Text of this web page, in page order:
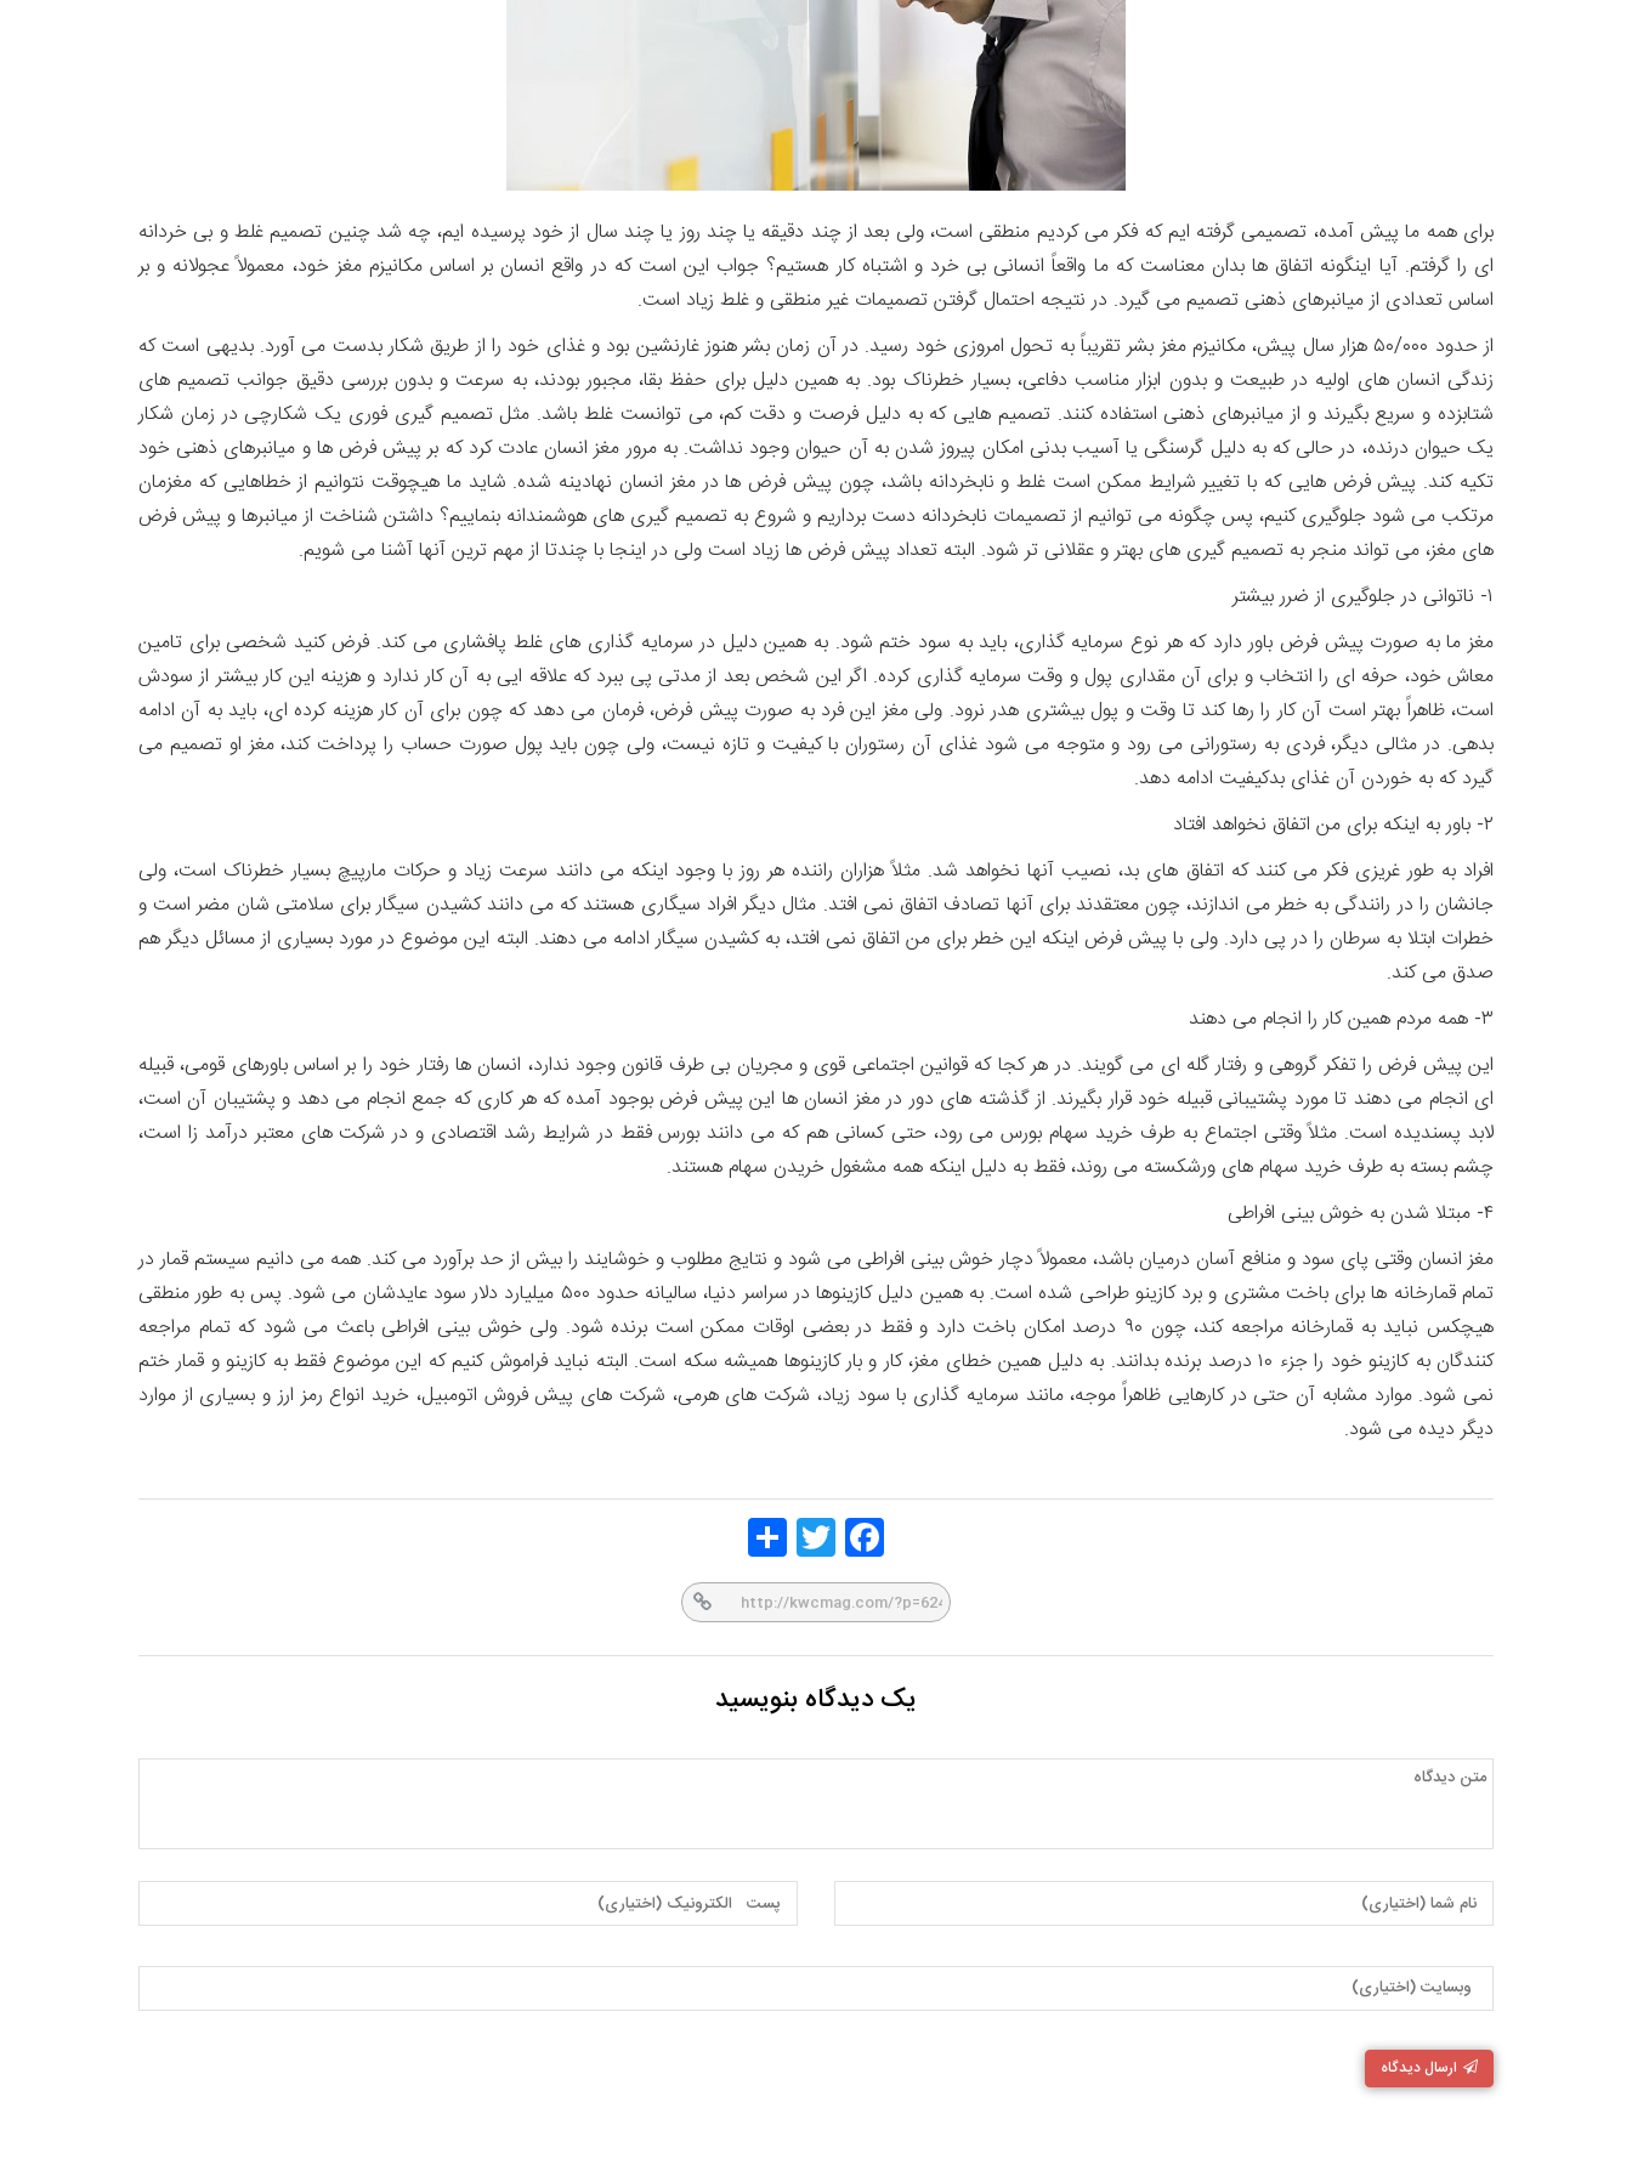
برای همه ما پیش آمده، تصمیمی گرفته ایم که فکر می کردیم منطقی است، ولی بعد از چند دقیقه یا چند روز یا چند سال از خود پرسیده ایم، چه شد چنین تصمیم غلط و بی خردانه
ای را گرفتم. آیا اینگونه اتفاق ها بدان معناست که ما واقعاً انسانی بی خرد و اشتباه کار هستیم؟ جواب این است که در واقع انسان بر اساس مکانیزم مغز خود، معمولاً عجولانه و بر
اساس تعدادی از میانبرهای ذهنی تصمیم می گیرد. در نتیجه احتمال گرفتن تصمیمات غیر منطقی و غلط زیاد است.
از حدود ۵۰/۰۰۰ هزار سال پیش، مکانیزم مغز بشر تقریباً به تحول امروزی خود رسید. در آن زمان بشر هنوز غارنشین بود و غذای خود را از طریق شکار بدست می آورد. بدیهی است که
زندگی انسان های اولیه در طبیعت و بدون ابزار مناسب دفاعی، بسیار خطرناک بود. به همین دلیل برای حفظ بقا، مجبور بودند، به سرعت و بدون بررسی دقیق جوانب تصمیم های
شتابزده و سریع بگیرند و از میانبرهای ذهنی استفاده کنند. تصمیم هایی که به دلیل فرصت و دقت کم، می توانست غلط باشد. مثل تصمیم گیری فوری یک شکارچی در زمان شکار
یک حیوان درنده، در حالی که به دلیل گرسنگی یا آسیب بدنی امکان پیروز شدن به آن حیوان وجود نداشت. به مرور مغز انسان عادت کرد که بر پیش فرض ها و میانبرهای ذهنی خود
تکیه کند. پیش فرض هایی که با تغییر شرایط ممکن است غلط و نابخردانه باشد، چون پیش فرض ها در مغز انسان نهادینه شده. شاید ما هیچوقت نتوانیم از خطاهایی که مغزمان
مرتکب می شود جلوگیری کنیم، پس چگونه می توانیم از تصمیمات نابخردانه دست برداریم و شروع به تصمیم گیری های هوشمندانه بنماییم؟ داشتن شناخت از میانبرها و پیش فرض
های مغز، می تواند منجر به تصمیم گیری های بهتر و عقلانی تر شود. البته تعداد پیش فرض ها زیاد است ولی در اینجا با چندتا از مهم ترین آنها آشنا می شویم.
۱- ناتوانی در جلوگیری از ضرر بیشتر
مغز ما به صورت پیش فرض باور دارد که هر نوع سرمایه گذاری، باید به سود ختم شود. به همین دلیل در سرمایه گذاری های غلط پافشاری می کند. فرض کنید شخصی برای تامین
معاش خود، حرفه ای را انتخاب و برای آن مقداری پول و وقت سرمایه گذاری کرده. اگر این شخص بعد از مدتی پی ببرد که علاقه ایی به آن کار ندارد و هزینه این کار بیشتر از سودش
است، ظاهراً بهتر است آن کار را رها کند تا وقت و پول بیشتری هدر نرود. ولی مغز این فرد به صورت پیش فرض، فرمان می دهد که چون برای آن کار هزینه کرده ای، باید به آن ادامه
بدهی. در مثالی دیگر، فردی به رستورانی می رود و متوجه می شود غذای آن رستوران با کیفیت و تازه نیست، ولی چون باید پول صورت حساب را پرداخت کند، مغز او تصمیم می
گیرد که به خوردن آن غذای بدکیفیت ادامه دهد.
۲- باور به اینکه برای من اتفاق نخواهد افتاد
افراد به طور غریزی فکر می کنند که اتفاق های بد، نصیب آنها نخواهد شد. مثلاً هزاران راننده هر روز با وجود اینکه می دانند سرعت زیاد و حرکات مارپیچ بسیار خطرناک است، ولی
جانشان را در رانندگی به خطر می اندازند، چون معتقدند برای آنها تصادف اتفاق نمی افتد. مثال دیگر افراد سیگاری هستند که می دانند کشیدن سیگار برای سلامتی شان مضر است و
خطرات ابتلا به سرطان را در پی دارد. ولی با پیش فرض اینکه این خطر برای من اتفاق نمی افتد، به کشیدن سیگار ادامه می دهند. البته این موضوع در مورد بسیاری از مسائل دیگر هم
صدق می کند.
۳- همه مردم همین کار را انجام می دهند
این پیش فرض را تفکر گروهی و رفتار گله ای می گویند. در هر کجا که قوانین اجتماعی قوی و مجریان بی طرف قانون وجود ندارد، انسان ها رفتار خود را بر اساس باورهای قومی، قبیله
ای انجام می دهند تا مورد پشتیبانی قبیله خود قرار بگیرند. از گذشته های دور در مغز انسان ها این پیش فرض بوجود آمده که هر کاری که جمع انجام می دهد و پشتیبان آن است،
لابد پسندیده است. مثلاً وقتی اجتماع به طرف خرید سهام بورس می رود، حتی کسانی هم که می دانند بورس فقط در شرایط رشد اقتصادی و در شرکت های معتبر درآمد زا است،
چشم بسته به طرف خرید سهام های ورشکسته می روند، فقط به دلیل اینکه همه مشغول خریدن سهام هستند.
۴- مبتلا شدن به خوش بینی افراطی
مغز انسان وقتی پای سود و منافع آسان درمیان باشد، معمولاً دچار خوش بینی افراطی می شود و نتایج مطلوب و خوشایند را بیش از حد برآورد می کند. همه می دانیم سیستم قمار در
تمام قمارخانه ها برای باخت مشتری و برد کازینو طراحی شده است. به همین دلیل کازینوها در سراسر دنیا، سالیانه حدود ۵۰۰ میلیارد دلار سود عایدشان می شود. پس به طور منطقی
هیچکس نباید به قمارخانه مراجعه کند، چون ۹۰ درصد امکان باخت دارد و فقط در بعضی اوقات ممکن است برنده شود. ولی خوش بینی افراطی باعث می شود که تمام مراجعه
کنندگان به کازینو خود را جزء ۱۰ درصد برنده بدانند. به دلیل همین خطای مغز، کار و بار کازینوها همیشه سکه است. البته نباید فراموش کنیم که این موضوع فقط به کازینو و قمار ختم
نمی شود. موارد مشابه آن حتی در کارهایی ظاهراً موجه، مانند سرمایه گذاری با سود زیاد، شرکت های هرمی، شرکت های پیش فروش اتومبیل، خرید انواع رمز ارز و بسیاری از موارد
دیگر دیده می شود.
Face
book
Twitt
er
یک دیدگاه بنویسید
ارسال دیدگاه